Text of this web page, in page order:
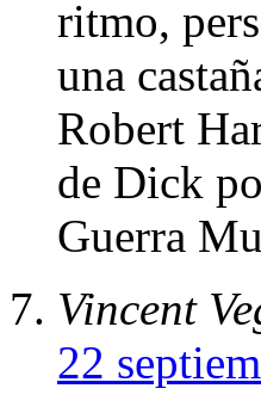
ritmo,
una
Robert
de Dick
Guerra
Vincent
22